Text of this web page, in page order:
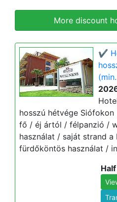
More discount
✔️
hosszú hétvége
fő / éj ártól / félpanzió /
használat / saját strand a
fürdőköntös használat /